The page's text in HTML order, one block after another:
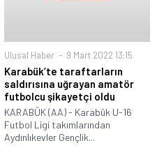
Ulusal Haber 9 Mart 2022 13:15
Karabük’te taraftarların
saldırısına uğrayan amatör
futbolcu şikayetçi oldu
KARABÜK (AA) - Karabük U-16
Futbol Ligi takımlarından
Aydınlıkevler Gençlik...